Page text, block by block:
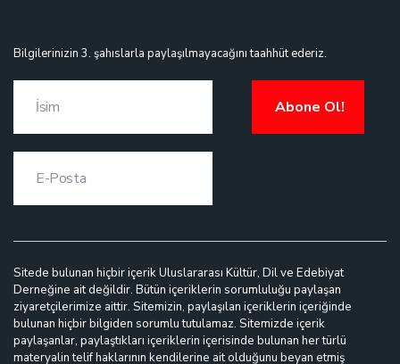
Bilgilerinizin 3. şahıslarla paylaşılmayacağını taahhüt ederiz.
Abone Ol!
Sitede bulunan hiçbir içerik Uluslararası Kültür, Dil ve Edebiyat
Derneğine ait değildir. Bütün içeriklerin sorumluluğu paylaşan
ziyaretçilerimize aittir. Sitemizin, paylaşılan içeriklerin içeriğinde
bulunan hiçbir bilgiden sorumlu tutulamaz. Sitemizde içerik
paylaşanlar, paylaştıkları içeriklerin içerisinde bulunan her türlü
materyalin telif haklarının kendilerine ait olduğunu beyan etmiş